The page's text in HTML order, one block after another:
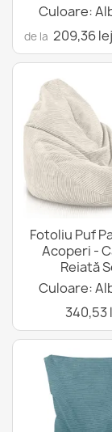
Culoare:
de la 209,36 lej
Fotoliu Puf
Acoperi -
Reiată
Culoare:
340,53